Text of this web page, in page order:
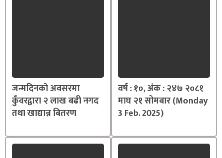
जन्मदिनको अवसरमा
कुँवरद्वारा २ लाख बढी नगद
तथा खाद्यान्न बितरण
वर्ष : १०, अंक : २४७ २०८१
माघ २१ सोमबार (Monday
3 Feb. 2025)